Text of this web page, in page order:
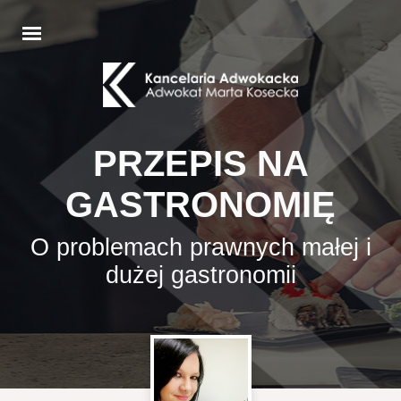
PRZEPIS NA
GASTRONOMIĘ
O problemach prawnych małej i
dużej gastronomii